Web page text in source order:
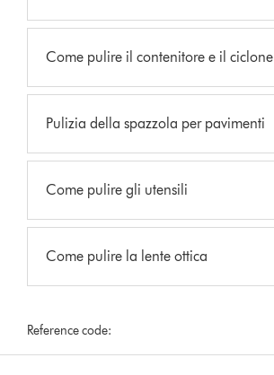
Come pulire il contenitore e il ciclone
Pulizia della spazzola per pavimenti
Come pulire gli utensili
Come pulire la lente ottica
Reference code: